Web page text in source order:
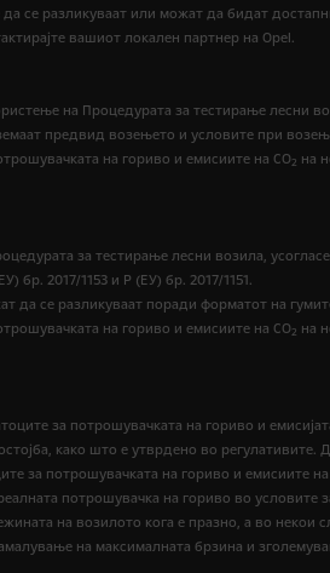
се разликуваат или можат да бидат
вашиот локален партнер на Opel.
на Процедурата за тестирање лесни
предвид возењето и условите при
на гориво и емисиите на CO2 на
за тестирање лесни возила,
бр. 2017/1153 и Р (ЕУ) бр. 2017/1151.
се разликуваат поради форматот на
на гориво и емисиите на CO2 на
за потрошувачката на гориво и
како што е утврдено во
за потрошувачката на гориво и емисиите на
потрошувачка на гориво во
на возилото кога е празно, а во некои
на максималната брзина и